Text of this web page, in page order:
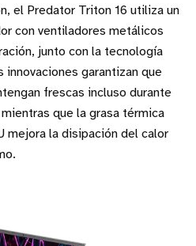
el Predator Triton 16 utiliza un
con ventiladores metálicos
junto con la tecnología
innovaciones garantizan que
frescas incluso durante
que la grasa térmica
mejora la disipación del calor